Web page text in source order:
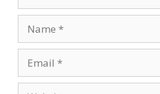
Name
Email
Website